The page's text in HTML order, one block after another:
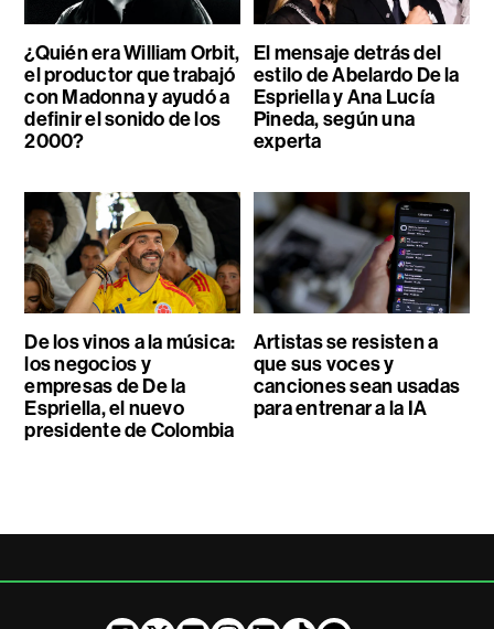
¿Quién era William Orbit,
el productor que trabajó
con Madonna y ayudó a
definir el sonido de los
2000?
El mensaje detrás del
estilo de Abelardo De la
Espriella y Ana Lucía
Pineda, según una
experta
De los vinos a la música:
los negocios y
empresas de De la
Espriella, el nuevo
presidente de Colombia
Artistas se resisten a
que sus voces y
canciones sean usadas
para entrenar a la IA